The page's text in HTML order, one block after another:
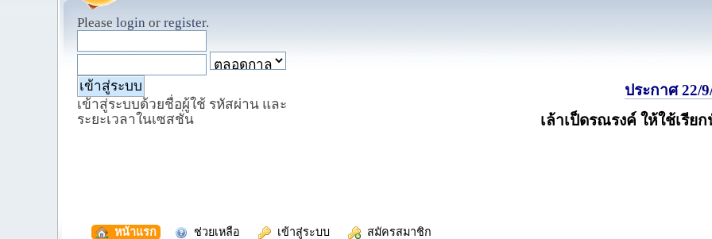
Please login or register.
เข้าสู่ระบบด้วยชื่อผู้ใช้ รหัสผ่าน และ
ระยะเวลาในเซสชั่น
ประกาศ 22/
เล้าเป็ดรณรงค์ ให้ใช้เรีย
หน้าแรก ช่วยเหลือ เข้าสู่ระบบ สมัครสมาชิก